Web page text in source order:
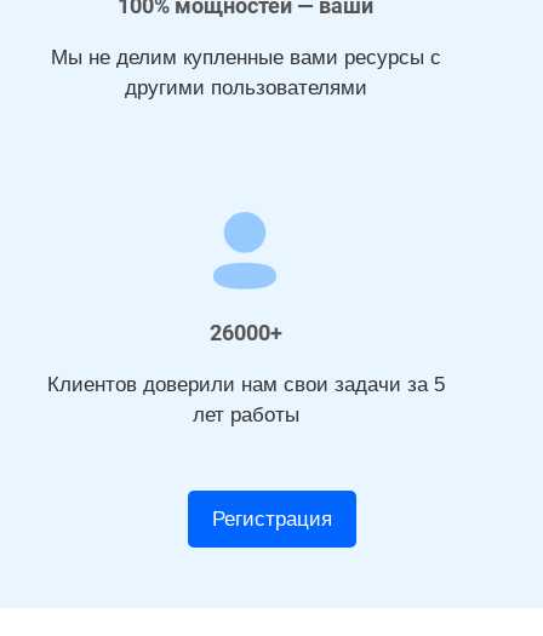
100% мощностей — ваши
Мы не делим купленные вами ресурсы с
другими пользователями
26000+
Клиентов доверили нам свои задачи за 5
лет работы
Регистрация